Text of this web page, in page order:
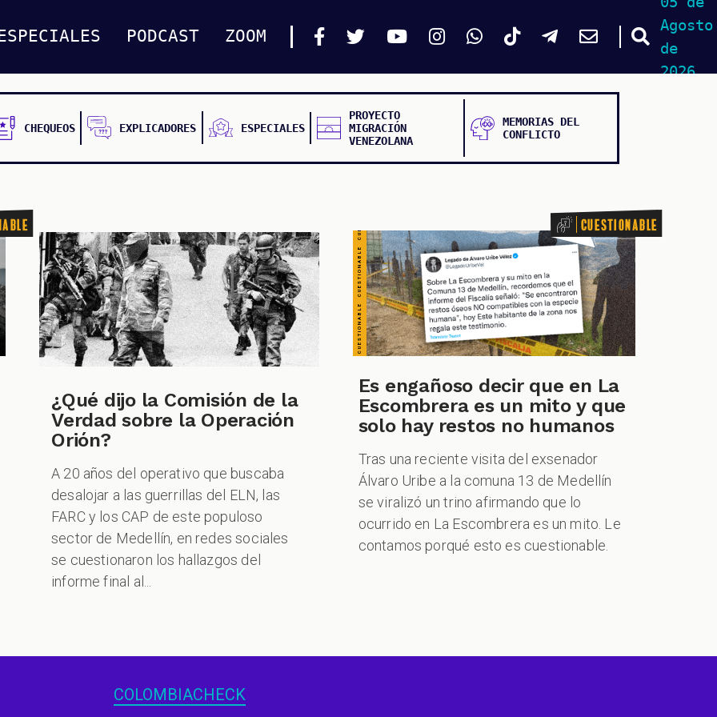
PODCAST ZOOM
Agosto
de
2026
CHEQUEOS EXPLICADORES ESPECIALES
PROYECTO
MIGRACIÓN
VENEZOLANA
MEMORIAS DEL
CONFLICTO
¿Qué dijo la Comisión de la
Verdad sobre la Operación
Orión?
A 20 años del operativo que buscaba
desalojar a las guerrillas del ELN, las
FARC y los CAP de este populoso
sector de Medellín, en redes sociales
se cuestionaron los hallazgos del
informe final al...
CUESTIONABLE CUESTIONABLE CUESTIONABLE CUESTIONABLE CUESTIONABLE CUESTIONABLE CUESTIONABLE Cuestionable
Es engañoso decir que en La
Escombrera es un mito y que
solo hay restos no humanos
Tras una reciente visita del exsenador
Álvaro Uribe a la comuna 13 de Medellín
se viralizó un trino afirmando que lo
ocurrido en La Escombrera es un mito. Le
contamos porqué esto es cuestionable.
COLOMBIACHECK